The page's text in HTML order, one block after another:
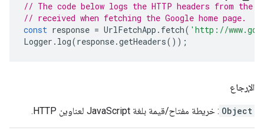
// The code below logs the HTTP headers from the
// received when fetching the Google home page.
const response = UrlFetchApp . fetch( 'http://
Logger . log(response.getHeaders());
الإرجاع
Object : خريطة مفتاح/قيمة بلغة JavaScript لعناوين HTTP.